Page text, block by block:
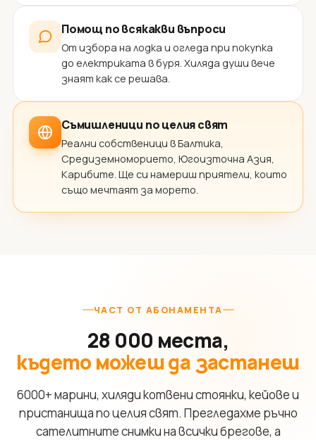
Помощ по всякакви въпроси
От избора на лодка и огледа при покупка
до електриката в буря. Хиляда души вече
знаят как се решава.
Съмишленици по целия свят
Реални собственици в Балтика,
Средиземноморието, Югоизточна Азия,
Карибите. Ще си намериш приятели, които
също мечтаят за морето.
ЧАСТ ОТ АБОНАМЕНТА
28 000 места,
където можеш да застанеш
6000+ марини, хиляди котвени стоянки, кейове и
пристанища по целия свят. Прегледахме ръчно
сателитните снимки на всички брегове, а